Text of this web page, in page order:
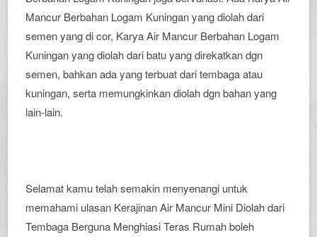
Mancur Berbahan Logam Kuningan yang diolah dari
semen yang di cor, Karya Air Mancur Berbahan Logam
Kuningan yang diolah dari batu yang direkatkan dgn
semen, bahkan ada yang terbuat dari tembaga atau
kuningan, serta memungkinkan diolah dgn bahan yang
lain-lain.
Selamat kamu telah semakin menyenangi untuk
memahami ulasan Kerajinan Air Mancur Mini Diolah dari
Tembaga Berguna Menghiasi Teras Rumah boleh